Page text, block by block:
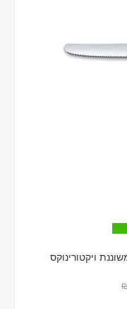
ויקטורינוקס